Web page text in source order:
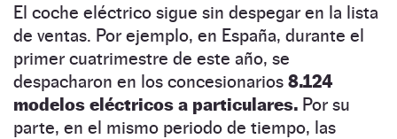
El coche eléctrico sigue sin despegar en la lista
de ventas. Por ejemplo, en España, durante el
primer cuatrimestre de este año, se
despacharon en los concesionarios 8.124
modelos eléctricos a particulares. Por su
parte, en el mismo periodo de tiempo, las